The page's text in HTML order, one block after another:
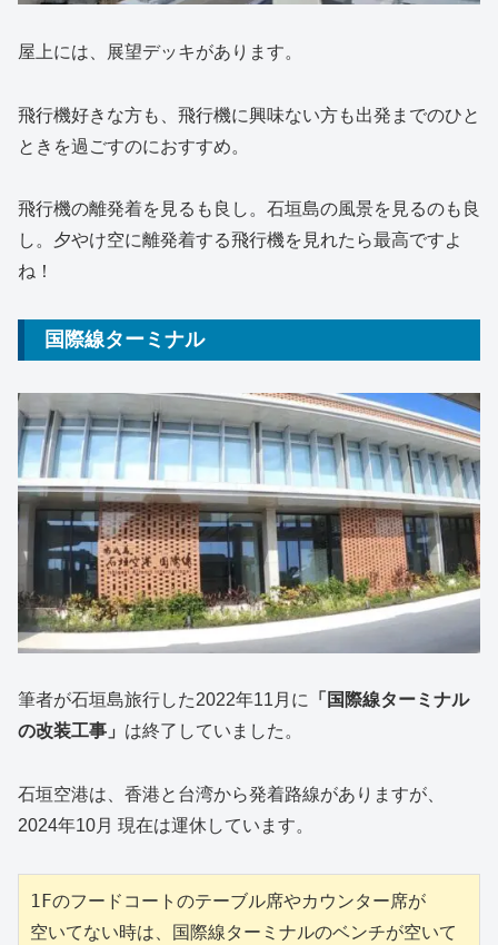
屋上には、展望デッキがあります。
飛行機好きな方も、飛行機に興味ない方も出発までのひと
ときを過ごすのにおすすめ。
飛行機の離発着を見るも良し。石垣島の風景を見るのも良
し。夕やけ空に離発着する飛行機を見れたら最高ですよ
ね！
国際線ターミナル
筆者が石垣島旅行した2022年11月に
「国際線ターミナル
の改装工事」 は終了していました。
石垣空港は、香港と台湾から発着路線がありますが、
2024年10月 現在は運休しています。
1Fのフードコートのテーブル席やカウンター席が
空いてない時は、国際線ターミナルのベンチが空いて